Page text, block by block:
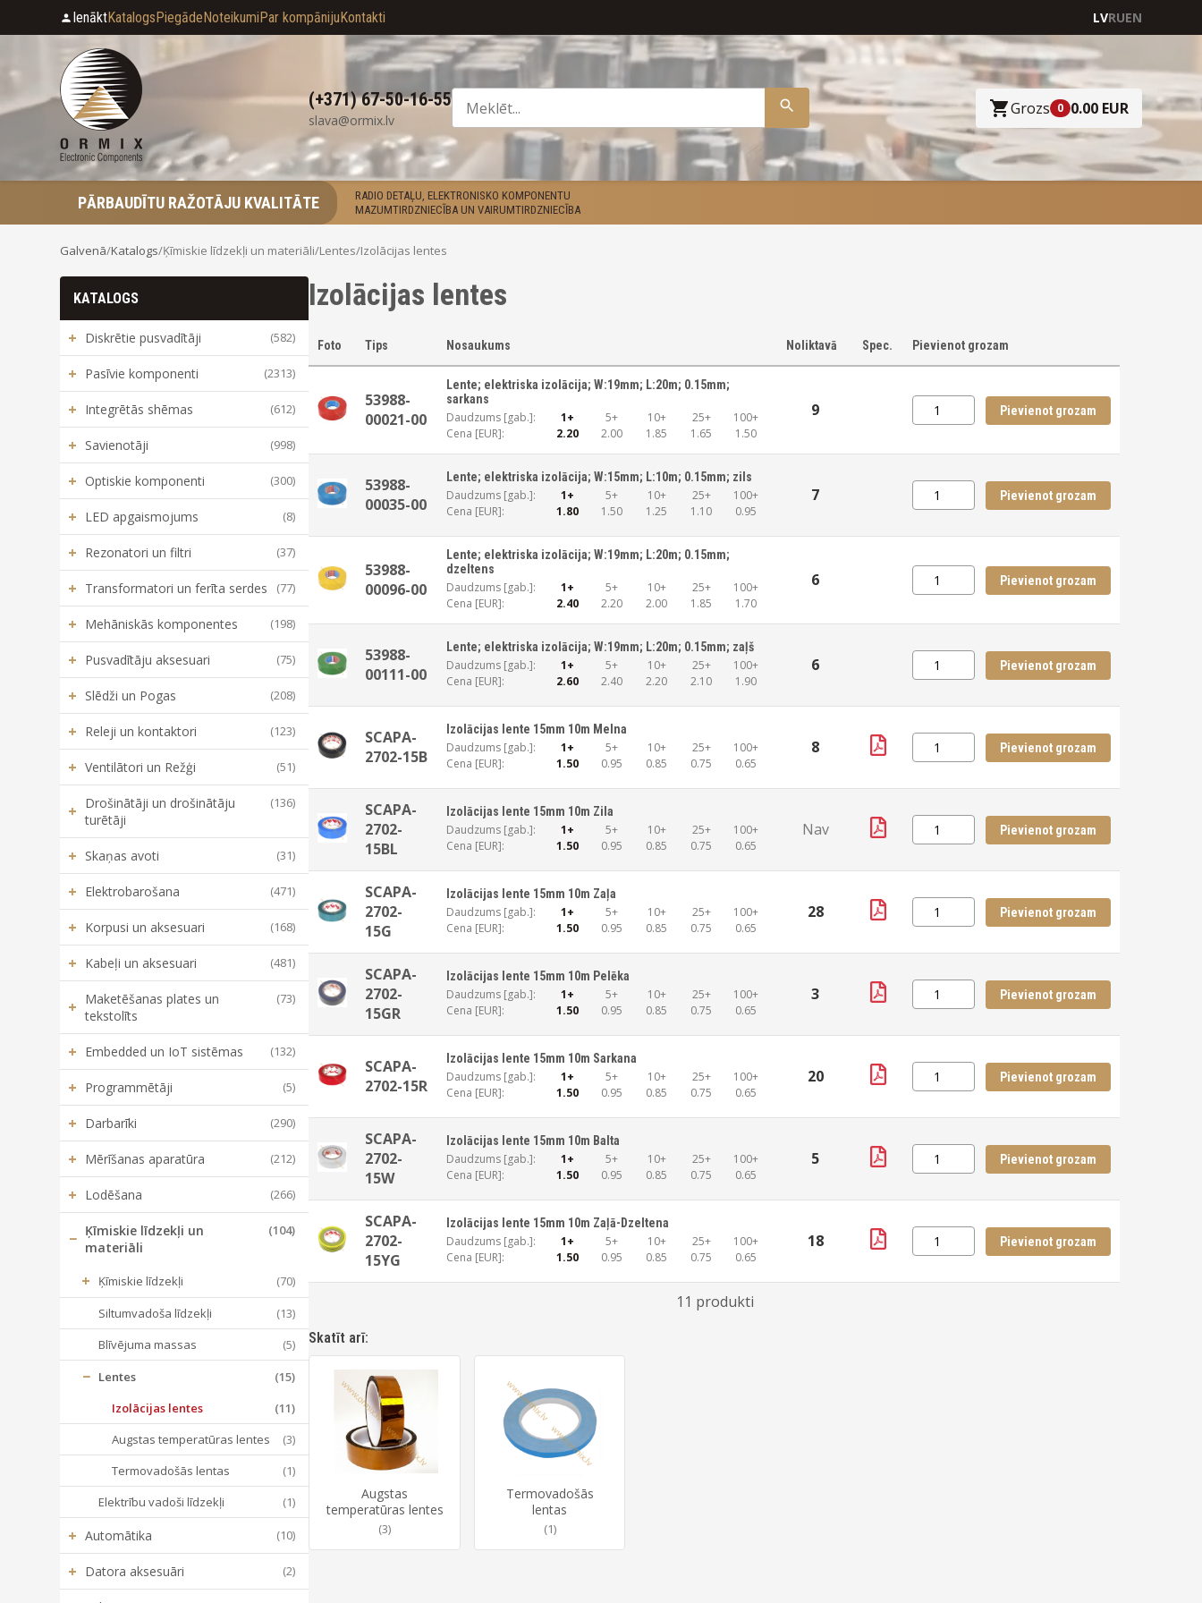
IenāktKatalogsPiegādeNoteikumiPar kompānijuKontakti LVRUEN
(+371) 67-50-16-55
slava@ormix.lv
Grozs 0 0.00 EUR
PĀRBAUDĪTU RAŽOTĀJU KVALITĀTE
RADIO DETAĻU, ELEKTRONISKO KOMPONENTU
MAZUMTIRDZNIECĪBA UN VAIRUMTIRDZNIECĪBA
Galvenā/Katalogs/Ķīmiskie līdzekļi un materiāli/Lentes/Izolācijas lentes
KATALOGS
+ Diskrētie pusvadītāji (582)
+ Pasīvie komponenti (2313)
+ Integrētās shēmas (612)
+ Savienotāji (998)
+ Optiskie komponenti (300)
+ LED apgaismojums (8)
+ Rezonatori un filtri (37)
+ Transformatori un ferīta serdes (77)
+ Mehāniskās komponentes (198)
+ Pusvadītāju aksesuari (75)
+ Slēdži un Pogas (208)
+ Releji un kontaktori (123)
+ Ventilātori un Režģi (51)
+ Drošinātāji un drošinātāju
turētāji
(136)
+ Skaņas avoti (31)
+ Elektrobarošana (471)
+ Korpusi un aksesuari (168)
+ Kabeļi un aksesuari (481)
+ Maketēšanas plates un
tekstolīts
(73)
+ Embedded un IoT sistēmas (132)
+ Programmētāji (5)
+ Darbarīki (290)
+ Mērīšanas aparatūra (212)
+ Lodēšana (266)
− Ķīmiskie līdzekļi un
materiāli
(104)
+ Ķīmiskie līdzekļi
(70)
Siltumvadoša līdzekļi
(13)
Blīvējuma massas
(5)
− Lentes
(15)
Izolācijas lentes
(11)
Augstas temperatūras lentes
(3)
Termovadošās lentas
(1)
Elektrību vadoši līdzekļi
(1)
+ Automātika (10)
+ Datora aksesuāri (2)
Izolācijas lentes
Foto Tips Nosaukums Noliktavā Spec. Pievienot grozam
53988-
00021-00
Lente; elektriska izolācija; W:19mm; L:20m; 0.15mm;
sarkans
Daudzums [gab.]: 1+ 5+ 10+ 25+
100+
Cena [EUR]:
2.20 2.00 1.85 1.65 1.50
9 Pievienot grozam
53988-
00035-00
Lente; elektriska izolācija; W:15mm; L:10m; 0.15mm; zils
Daudzums [gab.]: 1+ 5+ 10+ 25+
100+
Cena [EUR]:
1.80 1.50 1.25 1.10 0.95
7 Pievienot grozam
53988-
00096-00
Lente; elektriska izolācija; W:19mm; L:20m; 0.15mm;
dzeltens
Daudzums [gab.]: 1+ 5+ 10+ 25+
100+
Cena [EUR]:
2.40 2.20 2.00 1.85 1.70
6 Pievienot grozam
53988-
00111-00
Lente; elektriska izolācija; W:19mm; L:20m; 0.15mm; zaļš
Daudzums [gab.]: 1+ 5+ 10+ 25+
100+
Cena [EUR]:
2.60 2.40 2.20 2.10 1.90
6 Pievienot grozam
SCAPA-
2702-15B
Izolācijas lente 15mm 10m Melna
Daudzums [gab.]: 1+ 5+ 10+ 25+
100+
Cena [EUR]:
1.50 0.95 0.85 0.75 0.65
8 Pievienot grozam
SCAPA-
2702-
15BL
Izolācijas lente 15mm 10m Zila
Daudzums [gab.]: 1+ 5+ 10+ 25+
100+
Cena [EUR]:
1.50 0.95 0.85 0.75 0.65
Nav Pievienot grozam
SCAPA-
2702-
15G
Izolācijas lente 15mm 10m Zaļa
Daudzums [gab.]: 1+ 5+ 10+ 25+
100+
Cena [EUR]:
1.50 0.95 0.85 0.75 0.65
28 Pievienot grozam
SCAPA-
2702-
15GR
Izolācijas lente 15mm 10m Pelēka
Daudzums [gab.]: 1+ 5+ 10+ 25+
100+
Cena [EUR]:
1.50 0.95 0.85 0.75 0.65
3 Pievienot grozam
SCAPA-
2702-15R
Izolācijas lente 15mm 10m Sarkana
Daudzums [gab.]: 1+ 5+ 10+ 25+
100+
Cena [EUR]:
1.50 0.95 0.85 0.75 0.65
20 Pievienot grozam
SCAPA-
2702-
15W
Izolācijas lente 15mm 10m Balta
Daudzums [gab.]: 1+ 5+ 10+ 25+
100+
Cena [EUR]:
1.50 0.95 0.85 0.75 0.65
5 Pievienot grozam
SCAPA-
2702-
15YG
Izolācijas lente 15mm 10m Zaļā-Dzeltena
Daudzums [gab.]: 1+ 5+ 10+ 25+
100+
Cena [EUR]:
1.50 0.95 0.85 0.75 0.65
18 Pievienot grozam
11 produkti
Skatīt arī:
Augstas
temperatūras lentes
(3)
Termovadošās
lentas
(1)